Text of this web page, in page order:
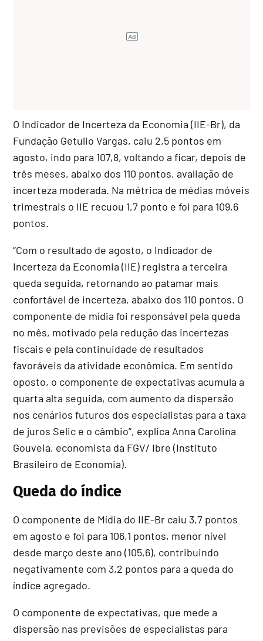
O Indicador de Incerteza da Economia (IIE-Br), da
Fundação Getulio Vargas, caiu 2,5 pontos em
agosto, indo para 107,8, voltando a ficar, depois de
três meses, abaixo dos 110 pontos, avaliação de
incerteza moderada. Na métrica de médias móveis
trimestrais o IIE recuou 1,7 ponto e foi para 109,6
pontos.
“Com o resultado de agosto, o Indicador de
Incerteza da Economia (IIE) registra a terceira
queda seguida, retornando ao patamar mais
confortável de incerteza, abaixo dos 110 pontos. O
componente de mídia foi responsável pela queda
no mês, motivado pela redução das incertezas
fiscais e pela continuidade de resultados
favoráveis da atividade econômica. Em sentido
oposto, o componente de expectativas acumula a
quarta alta seguida, com aumento da dispersão
nos cenários futuros dos especialistas para a taxa
de juros Selic e o câmbio”, explica Anna Carolina
Gouveia, economista da FGV/ Ibre (Instituto
Brasileiro de Economia).
Queda do índice
O componente de Mídia do IIE-Br caiu 3,7 pontos
em agosto e foi para 106,1 pontos, menor nível
desde março deste ano (105,6), contribuindo
negativamente com 3,2 pontos para a queda do
índice agregado.
O componente de expectativas, que mede a
dispersão nas previsões de especialistas para